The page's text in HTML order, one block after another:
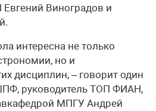
Виноградов и
интересна не только
но и
дисциплин, – говорит один
руководитель ТОП ФИАН,
МПГУ Андрей